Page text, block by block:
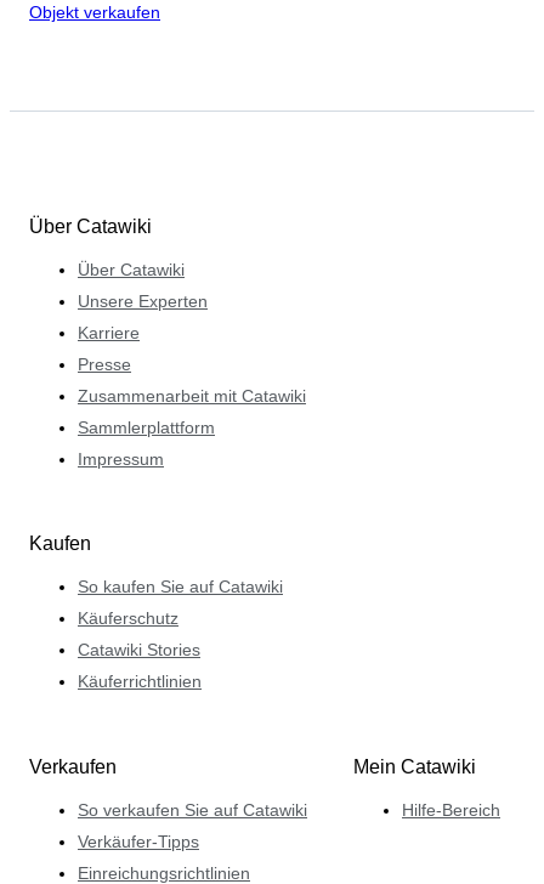
Objekt verkaufen
Über Catawiki
Über Catawiki
Unsere Experten
Karriere
Presse
Zusammenarbeit mit Catawiki
Sammlerplattform
Impressum
Kaufen
So kaufen Sie auf Catawiki
Käuferschutz
Catawiki Stories
Käuferrichtlinien
Verkaufen
So verkaufen Sie auf Catawiki
Verkäufer-Tipps
Einreichungsrichtlinien
Mein Catawiki
Hilfe-Bereich